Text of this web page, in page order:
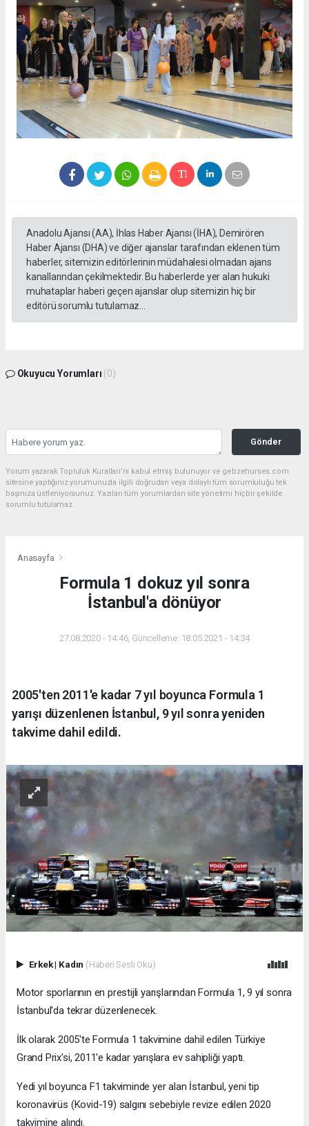
Anadolu Ajansı (AA), İhlas Haber Ajansı (İHA), Demirören
Haber Ajansı (DHA) ve diğer ajanslar tarafından eklenen tüm
haberler, sitemizin editörlerinin müdahalesi olmadan ajans
kanallarından çekilmektedir. Bu haberlerde yer alan hukuki
muhataplar haberi geçen ajanslar olup sitemizin hiç bir
editörü sorumlu tutulamaz...
Okuyucu Yorumları (0)
Gönder
Yorum yazarak Topluluk Kuralları’nı kabul etmiş bulunuyor ve gebzehurses.com
sitesine yaptığınız yorumunuzla ilgili doğrudan veya dolaylı tüm sorumluluğu tek
başınıza üstleniyorsunuz. Yazılan tüm yorumlardan site yönetimi hiçbir şekilde
sorumlu tutulamaz.
Anasayfa
Formula 1 dokuz yıl sonra
İstanbul'a dönüyor
27.08.2020 - 14:46, Güncelleme: 18.05.2021 - 14:34
2005'ten 2011'e kadar 7 yıl boyunca Formula 1
yarışı düzenlenen İstanbul, 9 yıl sonra yeniden
takvime dahil edildi.
Erkek| Kadın (Haberi Sesli Oku)
Motor sporlarının en prestijli yarışlarından Formula 1, 9 yıl sonra
İstanbul'da tekrar düzenlenecek.
İlk olarak 2005'te Formula 1 takvimine dahil edilen Türkiye
Grand Prix'si, 2011'e kadar yarışlara ev sahipliği yaptı.
Yedi yıl boyunca F1 takviminde yer alan İstanbul, yeni tip
koronavirüs (Kovid-19) salgını sebebiyle revize edilen 2020
takvimine alındı.